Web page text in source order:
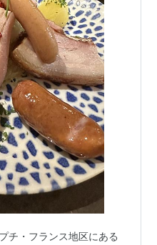
チ・フランス地区にある